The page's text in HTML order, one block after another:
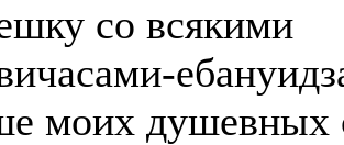
со всякими
моих душевных